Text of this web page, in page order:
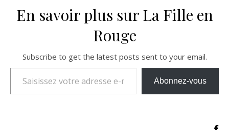
En savoir plus sur La Fille en
Rouge
Subscribe to get the latest posts sent to your email.
Saisissez votre adresse e-mail…
Abonnez-vous